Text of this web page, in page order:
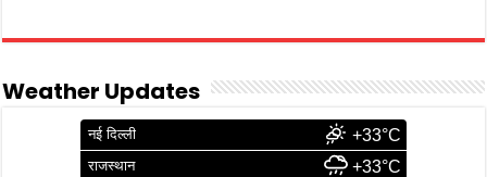
Weather Updates
नई दिल्ली +33°C
राजस्थान +33°C